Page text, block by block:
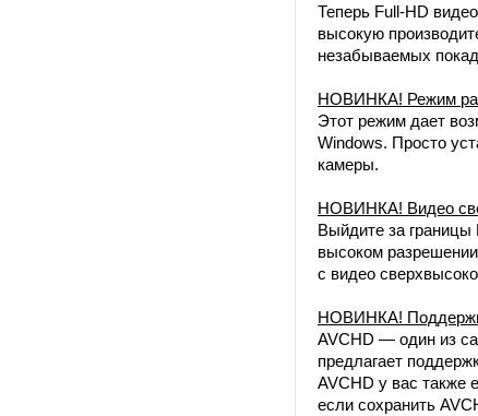
Теперь Full-HD
высокую
незабываемых
НОВИНКА! Режим
Этот режим дает
Windows. Просто
камеры.
НОВИНКА! Видео
Выйдите за
высоком
с видео
НОВИНКА!
AVCHD — один из
предлагает
AVCHD у вас также
если сохранить